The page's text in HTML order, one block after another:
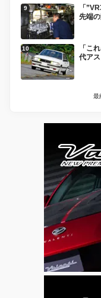
「
先端
「こ
代ア
最